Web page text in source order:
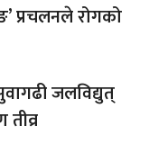
प्रचलनले रोगको
जलविद्युत्